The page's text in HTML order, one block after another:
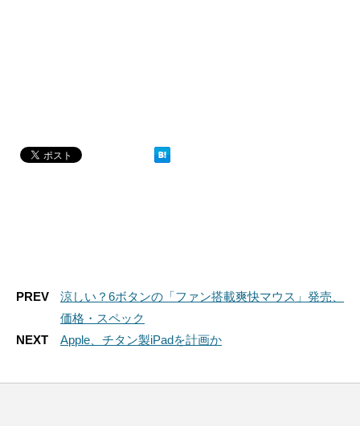
PREV
涼しい？6ボタンの「ファン搭載爽快マウス」発売、
価格・スペック
NEXT
Apple、チタン製iPadを計画か